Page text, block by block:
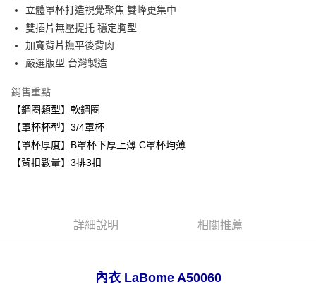
Apple Pay
悠遊付
全盈+PAY
AFTEE先享後付
相關說明
【關於「AFTEE先享後付」】
AFTEE先享後付是「在收到商品之後才付款」的支付方式。 讓您購物簡單
便利好安心！
１．簡單：不需註冊會員、不需綁卡、不需儲值。
２．便利：只要手機號碼，簡訊認證，即可結帳。
１．於結帳方式選擇「AFTEE先享後付」後，將跳轉至「AFTEE先享後付」
結帳頁面，進行簡訊認證並確認金額後，即可完成結帳。
ATM／網路銀行／等多元方式進行付款，方視為交易完成。
※ 請注意：結帳手續完成當下不需立刻繳費，但若您需要取消訂單，請聯絡
ATM付款
運送方式
付款後全家取貨
立體罩杯打造視覺聚焦 雙峰更集中
雙插片無壓提托 穩定胸型
加寬背片撫平後背肉
嚴選版型 台灣製造
銷售重點
【鋼圈類型】軟鋼圈
【罩杯杯型】3/4罩杯
【罩杯厚度】B罩杯下厚上薄 C罩杯均薄
【背扣數量】3排3扣
詳細說明 相關推薦
內衣 LaBome A50060